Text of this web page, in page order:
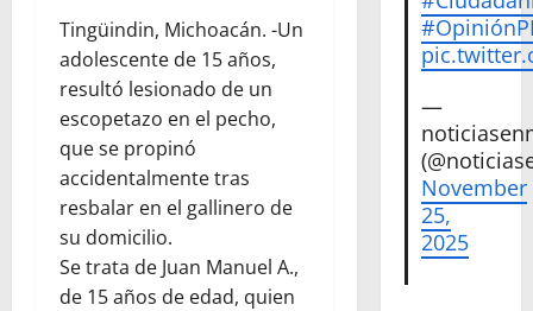
Tingüindin, Michoacán. -Un
adolescente de 15 años,
resultó lesionado de un
escopetazo en el pecho,
que se propinó
accidentalmente tras
resbalar en el gallinero de
su domicilio.
Se trata de Juan Manuel A.,
de 15 años de edad, quien
—
November
25,
2025